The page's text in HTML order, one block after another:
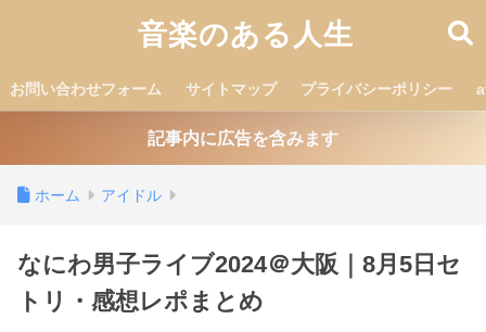
音楽のある人生
お問い合わせフォーム サイトマップ プライバシーポリシー
記事内に広告を含みます
ホーム アイドル
なにわ男子ライブ2024＠大阪｜8月5日セ
トリ・感想レポまとめ